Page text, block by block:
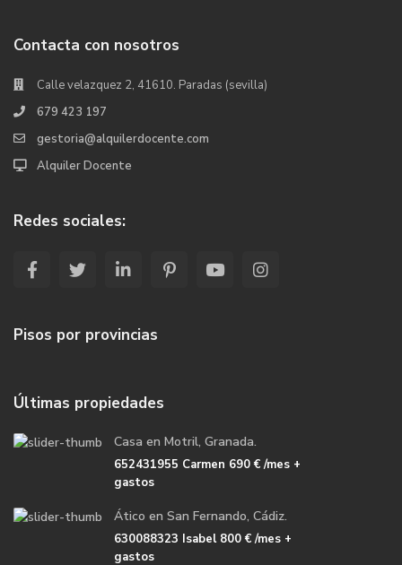
Contacta con nosotros
Calle velazquez 2, 41610. Paradas (sevilla)
679 423 197
gestoria@alquilerdocente.com
Alquiler Docente
Redes sociales:
Pisos por provincias
Últimas propiedades
Casa en Motril, Granada.
652431955 Carmen 690 €/mes +
gastos
Ático en San Fernando, Cádiz.
630088323 Isabel800 €/mes +
gastos